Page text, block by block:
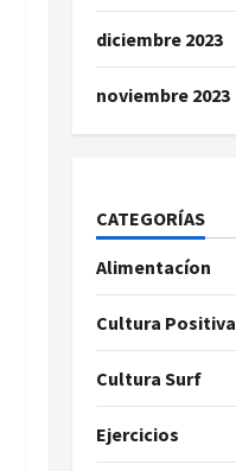
diciembre 2023
noviembre 2023
CATEGORÍAS
Alimentacíon
Cultura Positiva
Cultura Surf
Ejercicios